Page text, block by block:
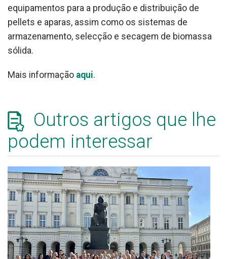
equipamentos para a produção e distribuição de
pellets e aparas, assim como os sistemas de
armazenamento, selecção e secagem de biomassa
sólida.
Mais informação aqui.
Outros artigos que lhe
podem interessar